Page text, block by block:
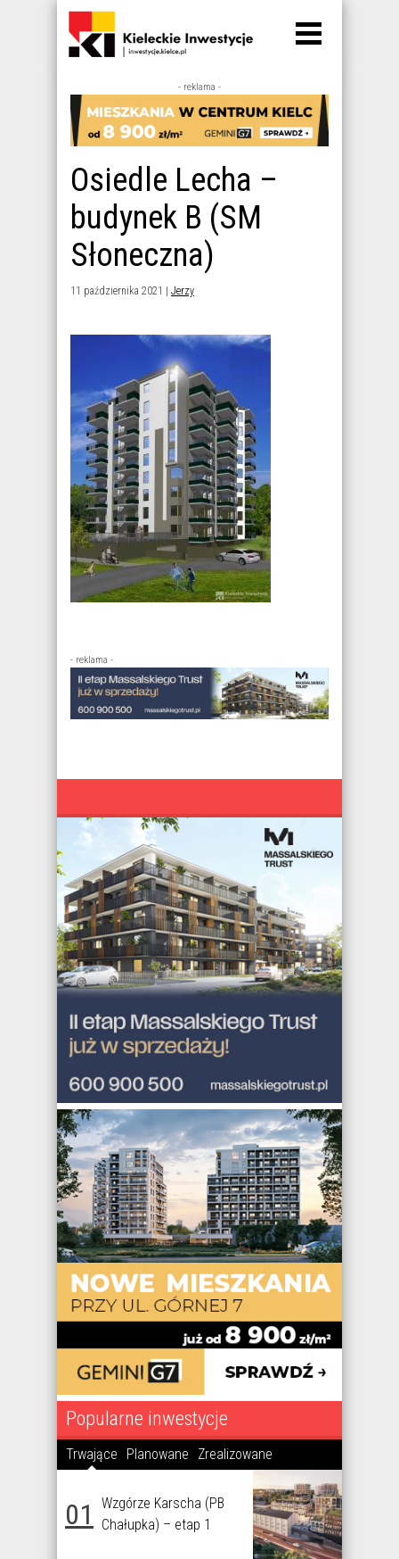
- reklama -
Osiedle Lecha –
budynek B (SM
Słoneczna)
11 października 2021 | Jerzy
- reklama -
Popularne inwestycje
Trwające Planowane Zrealizowane
01
Wzgórze Karscha (PB
Chałupka) – etap 1